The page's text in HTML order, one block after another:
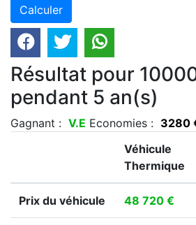
Résultat pour
pendant 5 an(s)
Gagnant : V.E Economies : 3280
Véhicule
Thermique
Prix du véhicule 48 720 €